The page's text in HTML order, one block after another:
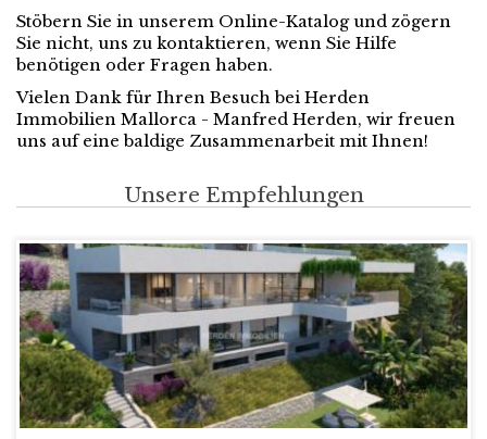
Stöbern Sie in unserem Online-Katalog und zögern
Sie nicht, uns zu kontaktieren, wenn Sie Hilfe
benötigen oder Fragen haben.
Vielen Dank für Ihren Besuch bei Herden
Immobilien Mallorca - Manfred Herden, wir freuen
uns auf eine baldige Zusammenarbeit mit Ihnen!
Unsere Empfehlungen